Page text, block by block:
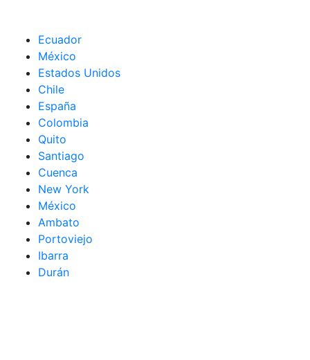
Ecuador
México
Estados Unidos
Chile
España
Colombia
Quito
Santiago
Cuenca
New York
México
Ambato
Portoviejo
Ibarra
Durán